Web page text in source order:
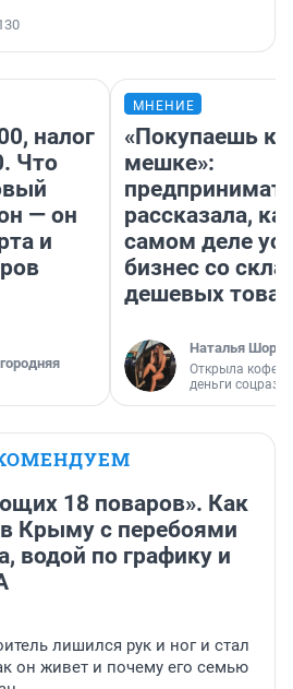
налог
Что
— он
и
МНЕНИЕ
«Покупаешь
мешке»:
рассказала,
самом деле
бизнес со
дешевых
Наталья
Открыла
деньги
18 поваров». Как
Крыму с перебоями
водой по графику и
лишился рук и ног и стал
он живет и почему его семью